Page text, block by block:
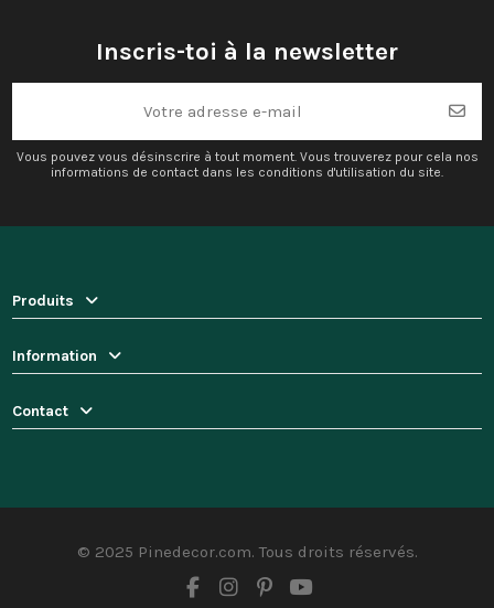
Inscris-toi à la newsletter
Vous pouvez vous désinscrire à tout moment. Vous trouverez pour cela nos
informations de contact dans les conditions d'utilisation du site.
Produits
Information
Contact
© 2025 Pinedecor.com. Tous droits réservés.